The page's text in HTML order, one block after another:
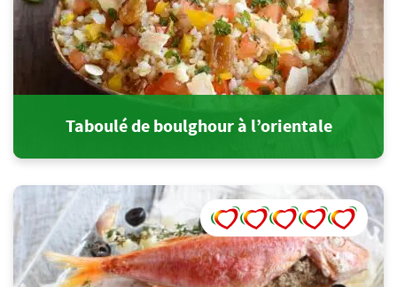
Taboulé de boulghour à l’orientale